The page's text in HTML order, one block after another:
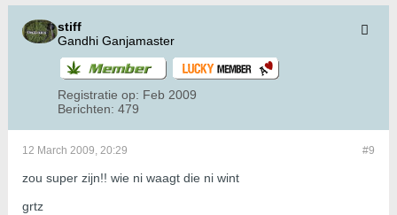
stiff
Gandhi Ganjamaster
Registratie op: Feb 2009
Berichten: 479
#9
12 March 2009, 20:29
zou super zijn!! wie ni waagt die ni wint
grtz